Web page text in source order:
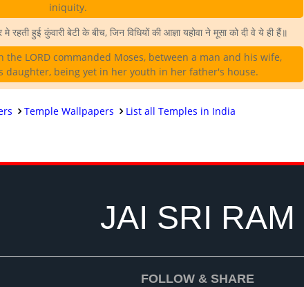
iniquity.
हुई कुंवारी बेटी के बीच, जिन विधियों की आज्ञा यहोवा ने मूसा को दी वे ये ही हैं॥
the LORD commanded Moses, between a man and his wife,
daughter, being yet in her youth in her father's house.
Temple Wallpapers List all Temples in India
JAI SRI RAM
FOLLOW & SHARE